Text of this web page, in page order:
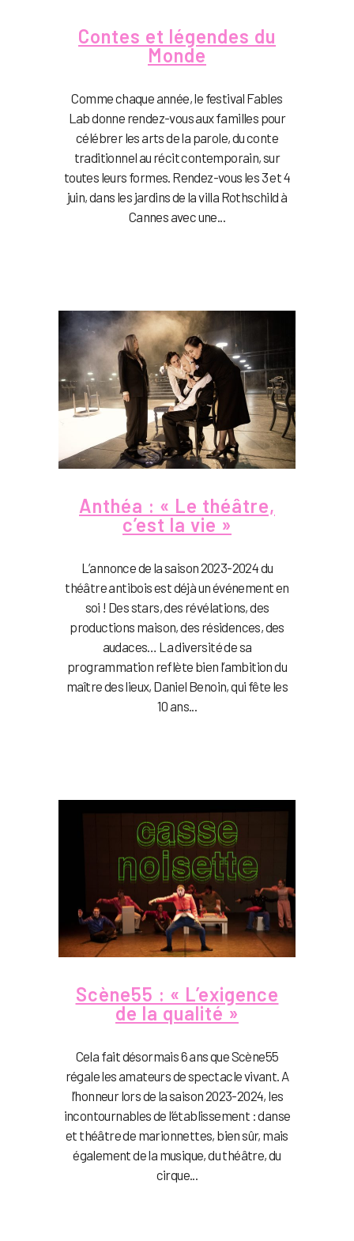
Contes et légendes du
Monde
Comme chaque année, le festival Fables
Lab donne rendez-vous aux familles pour
célébrer les arts de la parole, du conte
traditionnel au récit contemporain, sur
toutes leurs formes. Rendez-vous les 3 et 4
juin, dans les jardins de la villa Rothschild à
Cannes avec une...
Anthéa : « Le théâtre,
c’est la vie »
L’annonce de la saison 2023-2024 du
théâtre antibois est déjà un événement en
soi ! Des stars, des révélations, des
productions maison, des résidences, des
audaces… La diversité de sa
programmation reflète bien l’ambition du
maître des lieux, Daniel Benoin, qui fête les
10 ans...
Scène55 : « L’exigence
de la qualité »
Cela fait désormais 6 ans que Scène55
régale les amateurs de spectacle vivant. A
l’honneur lors de la saison 2023-2024, les
incontournables de l’établissement : danse
et théâtre de marionnettes, bien sûr, mais
également de la musique, du théâtre, du
cirque...